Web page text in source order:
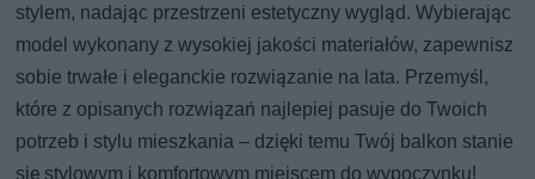
stylem, nadając przestrzeni estetyczny wygląd. Wybierając
model wykonany z wysokiej jakości materiałów, zapewnisz
sobie trwałe i eleganckie rozwiązanie na lata. Przemyśl,
które z opisanych rozwiązań najlepiej pasuje do Twoich
potrzeb i stylu mieszkania – dzięki temu Twój balkon stanie
się stylowym i komfortowym miejscem do wypoczynku!